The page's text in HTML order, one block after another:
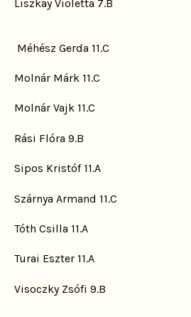
Liszkay Violetta 7.B
Méhész Gerda 11.C
Molnár Márk 11.C
Molnár Vajk 11.C
Rási Flóra 9.B
Sipos Kristóf 11.A
Szárnya Armand 11.C
Tóth Csilla 11.A
Turai Eszter 11.A
Visoczky Zsófi 9.B